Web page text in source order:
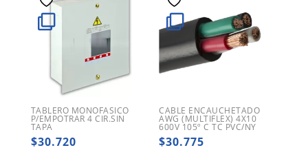
TABLERO MONOFASICO
P/EMPOTRAR 4 CIR.SIN
TAPA
$30.720
CABLE ENCAUCHETADO
AWG (MULTIFLEX) 4X10
600V 105º C TC PVC/NY
$30.775